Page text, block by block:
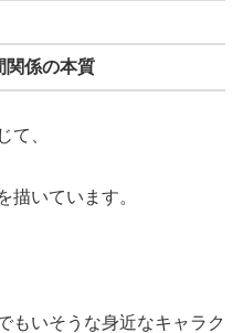
関係の本質
て、
描いています。
もいそうな身近なキャラク